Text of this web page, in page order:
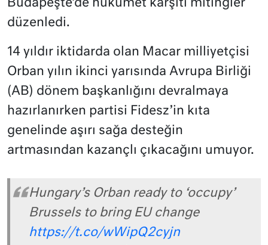
Budapeşte’de hükümet karşıtı mitingler
düzenledi.
14 yıldır iktidarda olan Macar milliyetçisi
Orban yılın ikinci yarısında Avrupa Birliği
(AB) dönem başkanlığını devralmaya
hazırlanırken partisi Fidesz’in kıta
genelinde aşırı sağa desteğin
artmasından kazançlı çıkacağını umuyor.
Hungary’s Orban ready to ‘occupy’
Brussels to bring EU change
https://t.co/wWipQ2cyjn